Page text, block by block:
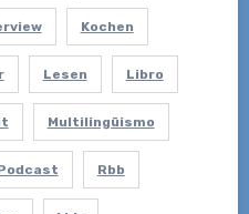
Kochen
Lesen Libro
Multilingüismo
Rbb